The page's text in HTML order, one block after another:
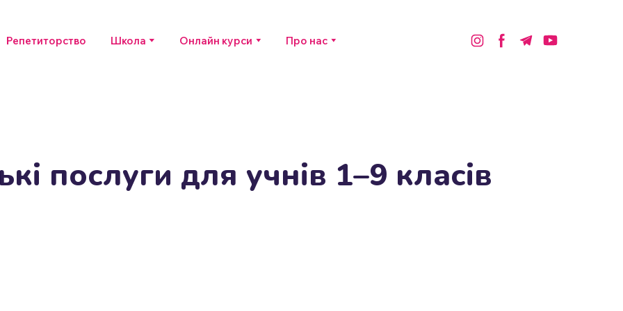
Репетиторство Школа Онлайн курси Про нас
послуги для учнів 1–9 класів